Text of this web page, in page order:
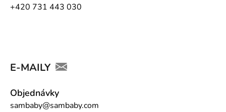
+420 731 443 030
E-MAILY
Objednávky
sambaby@sambaby.com